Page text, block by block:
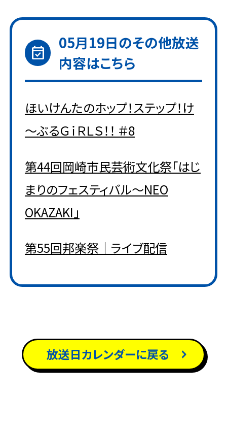
event_available
05月19日のその他放送
内容はこちら
ほいけんたのホップ！ステップ！け
～ぶるＧｉＲＬＳ！！ ＃8
第44回岡崎市民芸術文化祭「はじ
まりのフェスティバル～NEO
OKAZAKI」
第55回邦楽祭｜ライブ配信
放送日カレンダーに戻る